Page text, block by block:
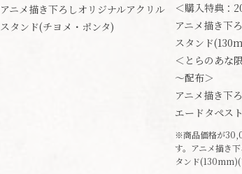
アニメ描き下ろしオリジナルアクリル
スタンド(チヨメ・ポンタ)
＜購入特典：
アニメ描き下
スタンド
＜とらのあな
～配布＞
アニメ描き下
エードタペス
※商品価格が
す。アニメ描き
タンド(130mm)(